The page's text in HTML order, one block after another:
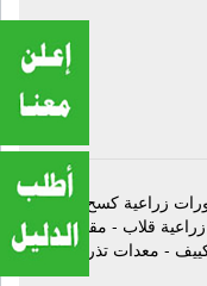
زراعية كسح -
قلاب - مقطورات
- معدات تذرية -